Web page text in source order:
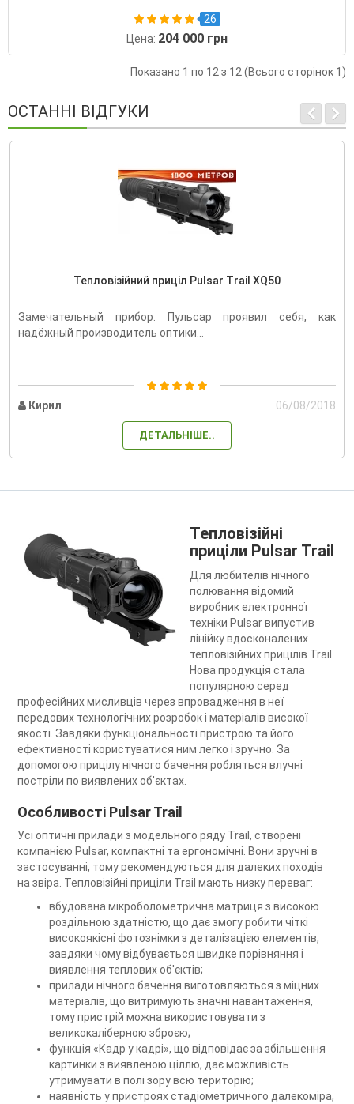
26
Цена: 204 000 грн
Показано 1 по 12 з 12 (Всього сторінок 1)
ОСТАННІ ВІДГУКИ
Тепловізійний приціл Pulsar Trail XQ50
Замечательный прибор. Пульсар проявил себя, как
надёжный производитель оптики...
Кирил 06/08/2018
ДЕТАЛЬНІШЕ..
Тепловізійні
приціли Pulsar Trail
Для любителів нічного
полювання відомий
виробник електронної
техніки Pulsar випустив
лінійку вдосконалених
тепловізійних прицілів Trail.
Нова продукція стала
популярною серед
професійних мисливців через впровадження в неї
передових технологічних розробок і матеріалів високої
якості. Завдяки функціональності пристрою та його
ефективності користуватися ним легко і зручно. За
допомогою прицілу нічного бачення робляться влучні
постріли по виявлених об'єктах.
Особливості Pulsar Trail
Усі оптичні прилади з модельного ряду Trail, створені
компанією Pulsar, компактні та ергономічні. Вони зручні в
застосуванні, тому рекомендуються для далеких походів
на звіра. Тепловізійні приціли Trail мають низку переваг:
вбудована мікроболометрична матриця з високою
роздільною здатністю, що дає змогу робити чіткі
високоякісні фотознімки з деталізацією елементів,
завдяки чому відбувається швидке порівняння і
виявлення теплових об'єктів;
прилади нічного бачення виготовляються з міцних
матеріалів, що витримують значні навантаження,
тому пристрій можна використовувати з
великокаліберною зброєю;
функція «Кадр у кадрі», що відповідає за збільшення
картинки з виявленою ціллю, дає можливість
утримувати в полі зору всю територію;
наявність у пристроях стадіометричного далекоміра,